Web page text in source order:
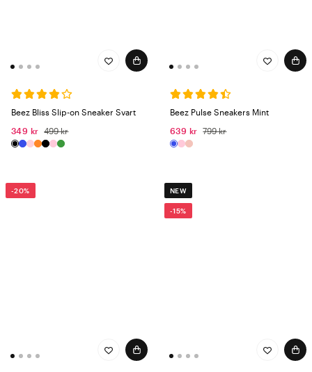
Beez Bliss Slip-on Sneaker Svart
349 kr
499 kr
Beez Pulse Sneakers Mint
639 kr
799 kr
-20% NEW
-15%